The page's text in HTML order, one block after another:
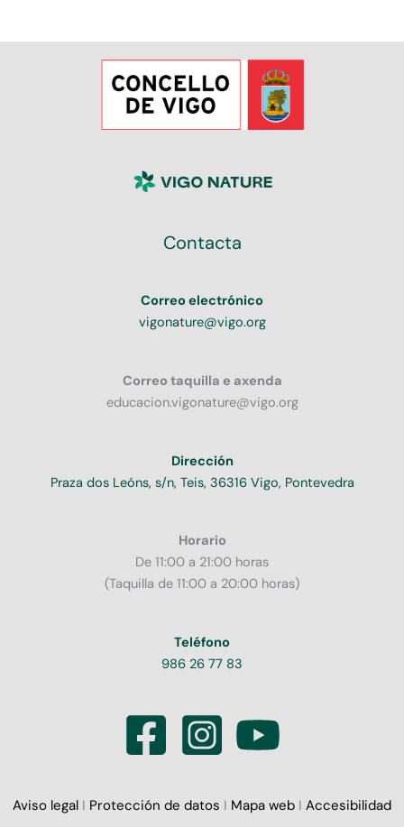
Contacta
Correo electrónico
vigonature@vigo.org
Correo taquilla e axenda
educacion.vigonature@vigo.org
Dirección
Praza dos Leóns, s/n, Teis, 36316 Vigo, Pontevedra
Horario
De 11:00 a 21:00 horas
(Taquilla de 11:00 a 20:00 horas)
Teléfono
986 26 77 83
Aviso legal I Protección de datos I Mapa web I Accesibilidad